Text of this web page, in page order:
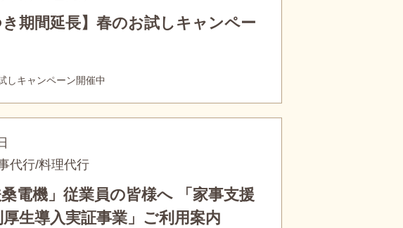
き期間延長】春のお試しキャンペー
しキャンペーン開催中
代行/料理代行
桑電機」従業員の皆様へ 「家事支援
生導入実証事業」ご利用案内